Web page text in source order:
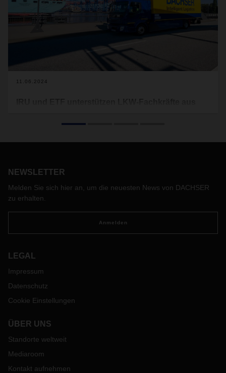
11.06.2024
Transport Workers Federation (ETF) wollen die
zu lindern.
NEWSLETTER
Melden Sie sich hier an, um die neuesten News von DACHSER
zu erhalten.
Anmelden
LEGAL
Impressum
Datenschutz
Cookie Einstellungen
ÜBER UNS
Standorte weltweit
Mediaroom
Kontakt aufnehmen